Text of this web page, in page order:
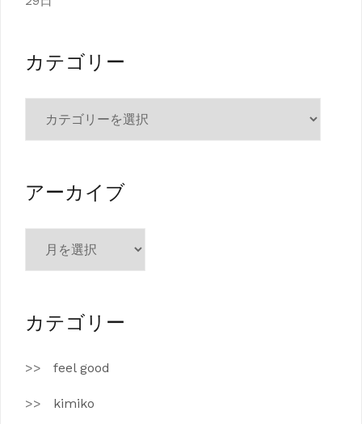
カテゴリー
ー
アーカイブ
ブ
カテゴリー
feel good
kimiko